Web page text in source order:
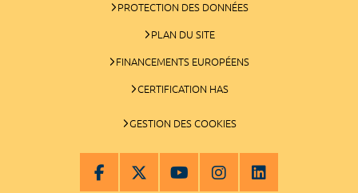
PROTECTION DES DONNÉES
PLAN DU SITE
FINANCEMENTS EUROPÉENS
CERTIFICATION HAS
GESTION DES COOKIES